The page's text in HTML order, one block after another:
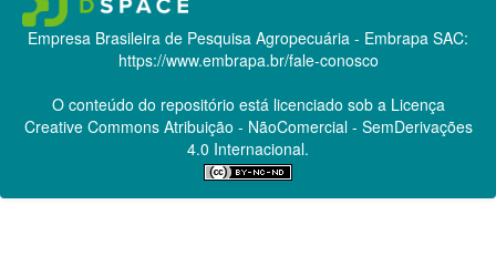
Empresa Brasileira de Pesquisa Agropecuária - Embrapa SAC:
https://www.embrapa.br/fale-conosco
O conteúdo do repositório está licenciado sob a Licença
Creative CommonsAtribuição - NãoComercial - SemDerivações
4.0 Internacional.